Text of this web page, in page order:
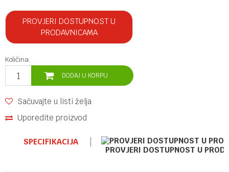
PROVJERI DOSTUPNOST U
PRODAVNICAMA
Količina:
DODAJ U KORPU
Sačuvajte u listi želja
Uporedite proizvod
SPECIFIKACIJA
PROVJERI DOSTUPNOST U